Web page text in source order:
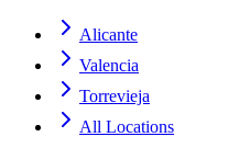
Alicante
Valencia
Torrevieja
All Locations